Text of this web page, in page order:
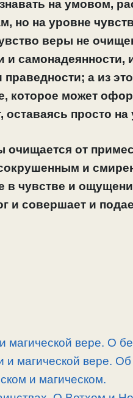
на умовом,
но на уровне
веры не
и
а из
которое может
оставаясь просто
очищается от
и
в чувстве и
и совершает и
магической вере. О
и магической вере.
и магическом.